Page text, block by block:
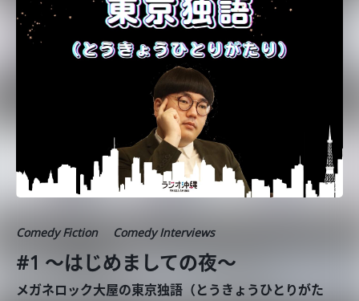
Comedy Fiction Comedy Interviews
#1 〜はじめましての夜〜
メガネロック大屋の東京独語（とうきょうひとりがた